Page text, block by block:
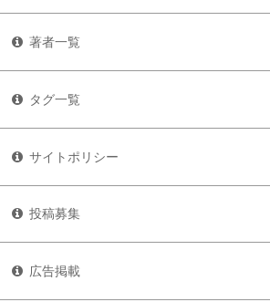
著者一覧
タグ一覧
サイトポリシー
投稿募集
広告掲載